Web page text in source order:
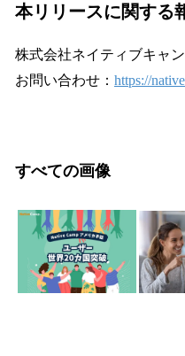
本リリースに関する
株式会社ネイティブキャ
お問い合わせ： https://
すべての画像